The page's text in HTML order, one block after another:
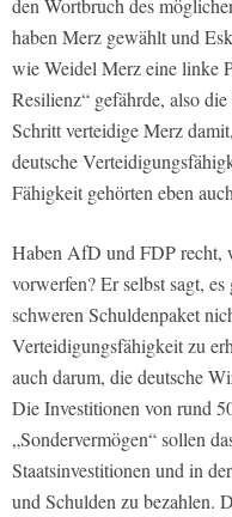
haben Merz gewählt und
wie Weidel Merz eine linke
Resilienz“ gefährde, also
Schritt verteidige Merz
deutsche
Fähigkeit gehörten eben
Haben AfD und FDP recht,
vorwerfen? Er selbst sagt,
schweren Schuldenpaket
Verteidigungsfähigkeit zu
auch darum, die deutsche
Die Investitionen von rund
„Sondervermögen“ sollen
Staatsinvestitionen und in
und Schulden zu bezahlen.